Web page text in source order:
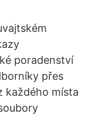
poradenství
přes
každého místa